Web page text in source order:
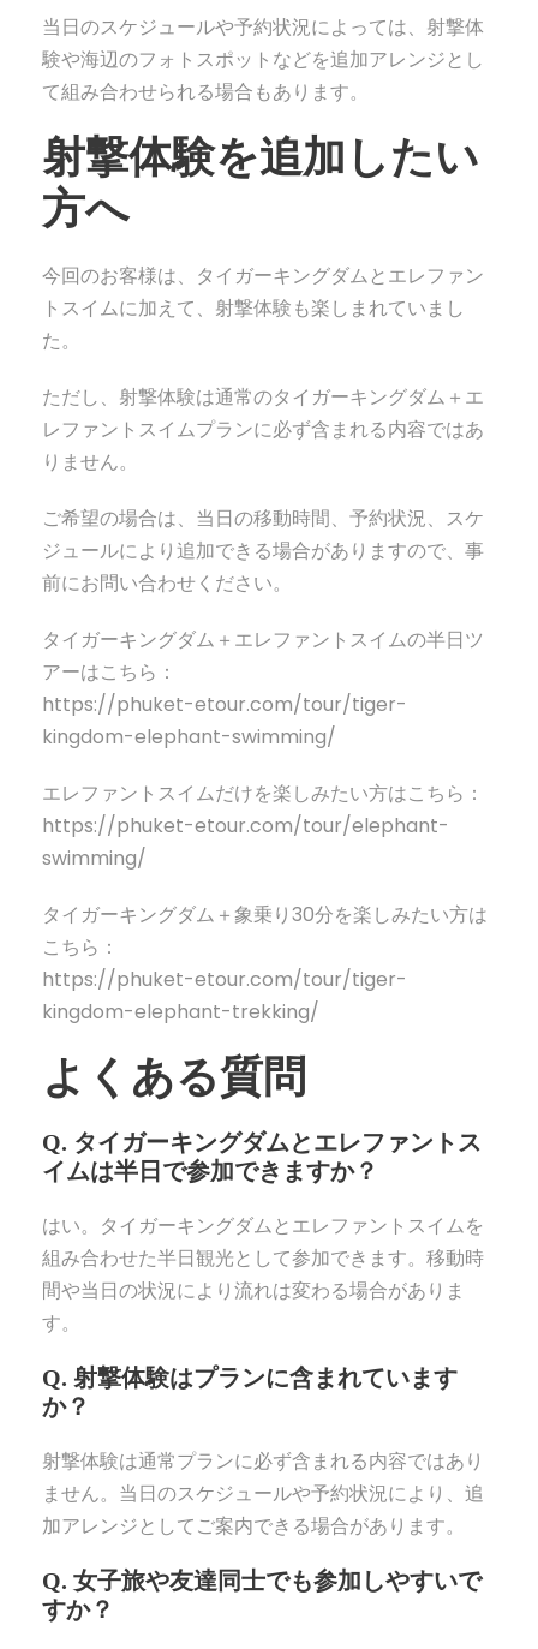
当日のスケジュールや予約状況によっては、射撃体
験や海辺のフォトスポットなどを追加アレンジとし
て組み合わせられる場合もあります。
射撃体験を追加したい
方へ
今回のお客様は、タイガーキングダムとエレファン
トスイムに加えて、射撃体験も楽しまれていまし
た。
ただし、射撃体験は通常のタイガーキングダム＋エ
レファントスイムプランに必ず含まれる内容ではあ
りません。
ご希望の場合は、当日の移動時間、予約状況、スケ
ジュールにより追加できる場合がありますので、事
前にお問い合わせください。
タイガーキングダム＋エレファントスイムの半日ツ
アーはこちら：
https://phuket-etour.com/tour/tiger-
kingdom-elephant-swimming/
エレファントスイムだけを楽しみたい方はこちら：
https://phuket-etour.com/tour/elephant-
swimming/
タイガーキングダム＋象乗り30分を楽しみたい方は
こちら：
https://phuket-etour.com/tour/tiger-
kingdom-elephant-trekking/
よくある質問
Q. タイガーキングダムとエレファントス
イムは半日で参加できますか？
はい。タイガーキングダムとエレファントスイムを
組み合わせた半日観光として参加できます。移動時
間や当日の状況により流れは変わる場合がありま
す。
Q. 射撃体験はプランに含まれています
か？
射撃体験は通常プランに必ず含まれる内容ではあり
ません。当日のスケジュールや予約状況により、追
加アレンジとしてご案内できる場合があります。
Q. 女子旅や友達同士でも参加しやすいで
すか？